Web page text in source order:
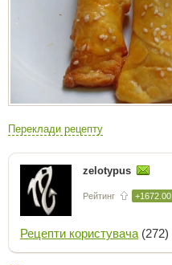
Переклади рецепту
zelotypus
Рейтинг +1672.00
Рецепти користувача (272)